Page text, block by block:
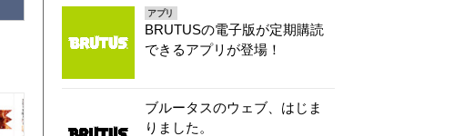
アプリ
BRUTUSの電子版が定期購読
できるアプリが登場！
ブルータスのウェブ、はじま
りました。